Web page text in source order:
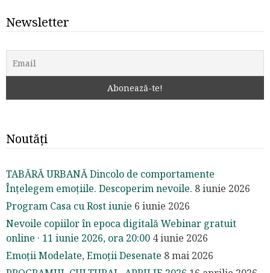
Newsletter
Noutăți
TABĂRĂ URBANĂ Dincolo de comportamente
Înțelegem emoțiile. Descoperim nevoile. 8 iunie 2026
Program Casa cu Rost iunie 6 iunie 2026
Nevoile copiilor în epoca digitală Webinar gratuit
online · 11 iunie 2026, ora 20:00 4 iunie 2026
Emoții Modelate, Emoții Desenate 8 mai 2026